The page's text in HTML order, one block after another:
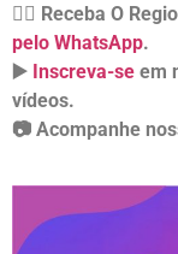
👉🏻 Receba O
pelo WhatsApp.
▶️ Inscreva-se em
vídeos.
📷 Acompanhe